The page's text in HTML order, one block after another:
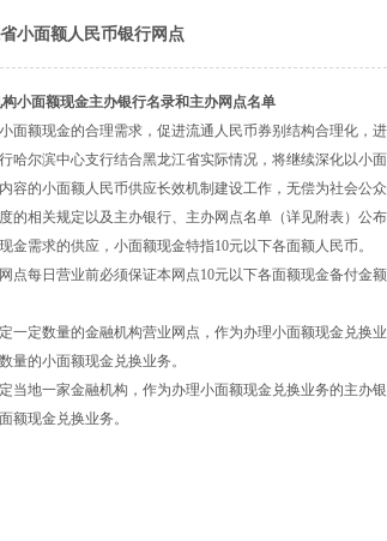
小面额人民币银行网点
小面额现金主办银行名录和主办网点名单
额现金的合理需求，促进流通人民币券别结构合理化，
哈尔滨中心支行结合黑龙江省实际情况，将继续深化以小
容的小面额人民币供应长效机制建设工作，无偿为社会公
的相关规定以及主办银行、主办网点名单（详见附表）公布
需求的供应，小面额现金特指10元以下各面额人民币。
每日营业前必须保证本网点10元以下各面额现金备付金
定数量的金融机构营业网点，作为办理小面额现金兑换
量的小面额现金兑换业务。
地一家金融机构，作为办理小面额现金兑换业务的主办
额现金兑换业务。